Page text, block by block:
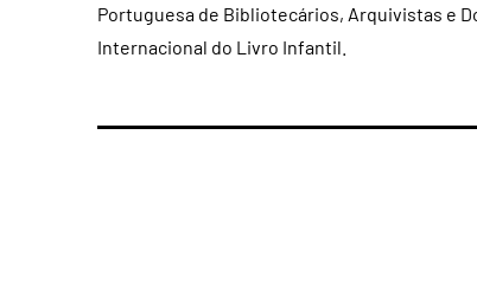
Portuguesa de Bibliotecários, Arquivistas e
Internacional do Livro Infantil.